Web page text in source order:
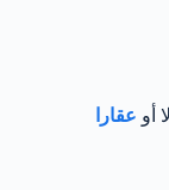
أو عقارا